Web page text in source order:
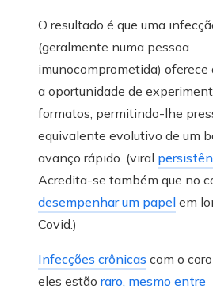
O resultado é que uma
(geralmente numa pessoa
imunocomprometida) oferece
a oportunidade de
formatos, permitindo-lhe
equivalente evolutivo de um
avanço rápido. (viral
Acredita-se também que no
desempenhar um papel em
Covid.)
Infecções crônicas com o
eles estão raro, mesmo entre